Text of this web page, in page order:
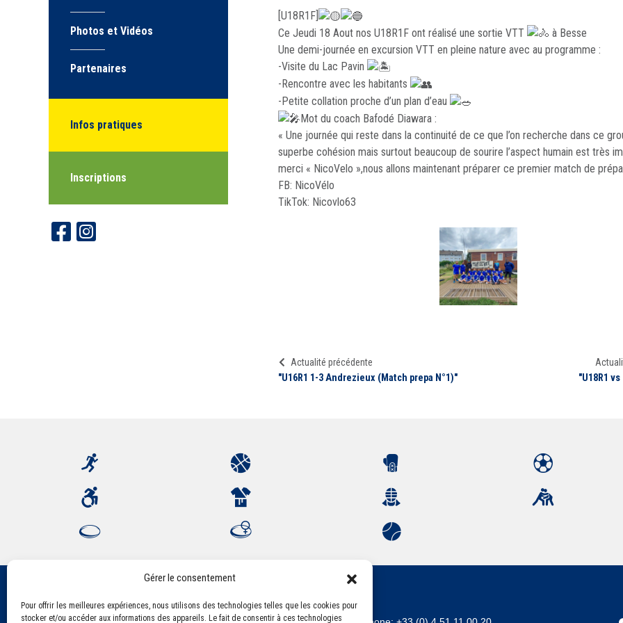
Gérer le consentement
Pour offrir les meilleures expériences, nous utilisons des technologies telles que les cookies pour
stocker et/ou accéder aux informations des appareils. Le fait de consentir à ces technologies
Photos et Vidéos
Partenaires
Infos pratiques
Inscriptions
[U18R1F]
Ce Jeudi 18 Aout nos U18R1F ont réalisé une sortie VTT
à Besse
Une demi-journée en excursion VTT en pleine nature avec au programme :
-Visite du Lac Pavin
-Rencontre avec les habitants
-Petite collation proche d’un plan d’eau
Mot du coach Bafodé Diawara :
« Une journée qui reste dans la continuité de ce que l’on recherche dans ce
superbe cohésion mais surtout beaucoup de sourire l’aspect humain est très
merci « NicoVelo »,nous allons maintenant préparer ce premier match de
FB: NicoVélo
TikTok: Nicovlo63
Actualité précédente
"U16R1 1-3 Andrezieux (Match prepa N°1)" "U18R1
Association Sportive Montferrandaise